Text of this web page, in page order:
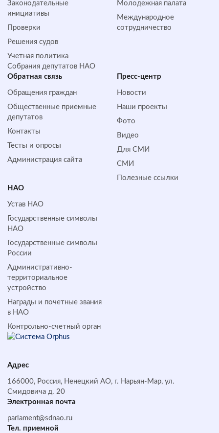
Законодательные
инициативы
Проверки
Решения судов
Учетная политика
Собрания депутатов НАО
Молодежная палата
Международное
сотрудничество
Обратная cвязь
Обращения граждан
Общественные приемные
депутатов
Контакты
Тесты и опросы
Администрация сайта
Пресс-центр
Новости
Наши проекты
Фото
Видео
Для СМИ
СМИ
Полезные ссылки
НАО
Устав НАО
Государственные символы
НАО
Государственные символы
России
Административно-
территориальное
устройство
Награды и почетные звания
в НАО
Контрольно-счетный орган
Адрес
166000, Россия, Ненецкий АО, г. Нарьян-Мар, ул.
Смидовича д. 20
Электронная почта
parlament@sdnao.ru
Тел. приемной